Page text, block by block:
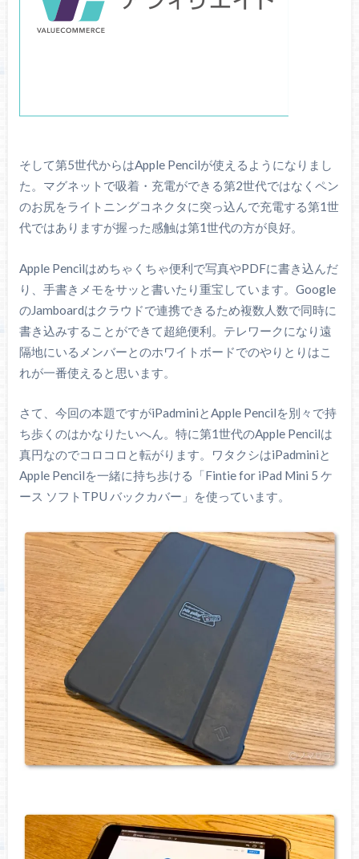
そして第5世代からはApple Pencilが使えるようになりまし
た。マグネットで吸着・充電ができる第2世代ではなくペン
のお尻をライトニングコネクタに突っ込んで充電する第1世
代ではありますが握った感触は第1世代の方が良好。
Apple Pencilはめちゃくちゃ便利で写真やPDFに書き込んだ
り、手書きメモをサッと書いたり重宝しています。Google
のJamboardはクラウドで連携できるため複数人数で同時に
書き込みすることができて超絶便利。テレワークになり遠
隔地にいるメンバーとのホワイトボードでのやりとりはこ
れが一番使えると思います。
さて、今回の本題ですがiPadminiとApple Pencilを別々で持
ち歩くのはかなりたいへん。特に第1世代のApple Pencilは
真円なのでコロコロと転がります。ワタクシはiPadminiと
Apple Pencilを一緒に持ち歩ける「Fintie for iPad Mini 5 ケ
ース ソフトTPU バックカバー」を使っています。